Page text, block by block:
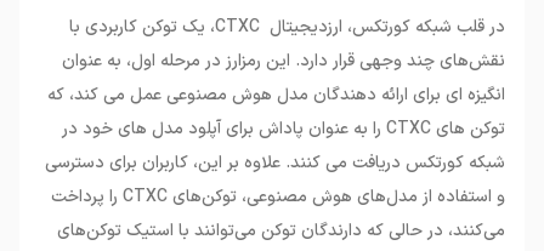
در قلب شبکه کورتکس، ارزدیجیتال CTXC، یک توکن کاربردی با
نقش‌های چند وجهی قرار دارد. این رمزارز در مرحله اول، به عنوان
انگیزه ای برای ارائه دهندگان مدل هوش مصنوعی عمل می کند، که
توکن های CTXC را به عنوان پاداش برای آپلود مدل های خود در
شبکه کورتکس دریافت می کنند. علاوه بر این، کاربران برای دسترسی
و استفاده از مدل‌های هوش مصنوعی، توکن‌های CTXC را پرداخت
می‌کنند، در حالی که دارندگان توکن می‌توانند با استیک توکن‌های